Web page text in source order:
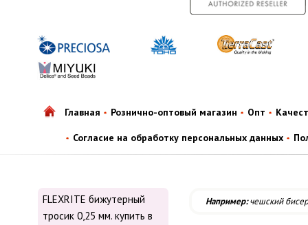
Главная Рознично-оптовый магазин Опт
Согласие на обработку персональных данных
FLEXRITE бижутерный
тросик 0,25 мм. купить в
Например:чешский бисер